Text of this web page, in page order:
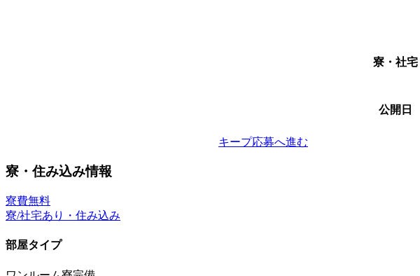
寮・社宅
公開日
キープ応募へ進む
寮・住み込み情報
寮費無料
寮/社宅あり・住み込み
部屋タイプ